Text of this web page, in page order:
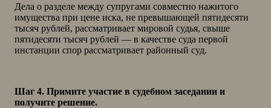
Дела о разделе между супругами совместно нажитого
имущества при цене иска, не превышающей пятидесяти
тысяч рублей, рассматривает мировой судья, свыше
пятидесяти тысяч рублей — в качестве суда первой
инстанции спор рассматривает районный суд.
Шаг 4. Примите участие в судебном заседании и
получите решение.